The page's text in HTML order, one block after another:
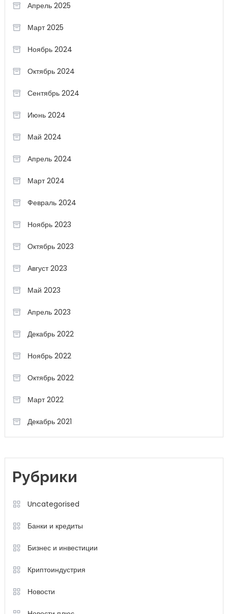
Апрель 2025
Март 2025
Ноябрь 2024
Октябрь 2024
Сентябрь 2024
Июнь 2024
Май 2024
Апрель 2024
Март 2024
Февраль 2024
Ноябрь 2023
Октябрь 2023
Август 2023
Май 2023
Апрель 2023
Декабрь 2022
Ноябрь 2022
Октябрь 2022
Март 2022
Декабрь 2021
Рубрики
Uncategorised
Банки и кредиты
Бизнес и инвестиции
Криптоиндустрия
Новости